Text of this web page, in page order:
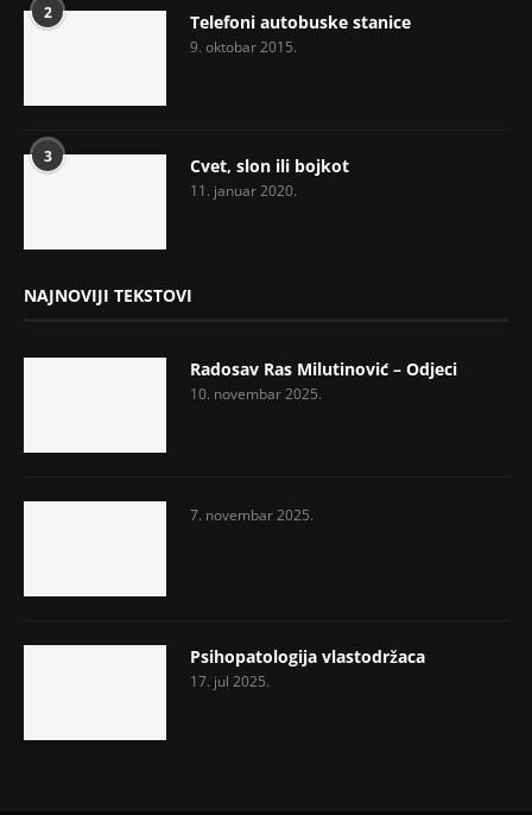
2 Telefoni autobuske stanice
9. oktobar 2015.
3 Cvet, slon ili bojkot
11. januar 2020.
NAJNOVIJI TEKSTOVI
Radosav Ras Milutinović – Odjeci
10. novembar 2025.
7. novembar 2025.
Psihopatologija vlastodržaca
17. jul 2025.